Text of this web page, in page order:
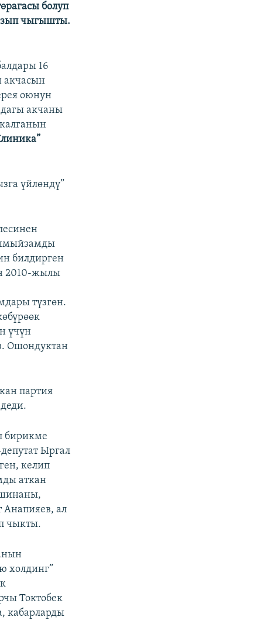
болуп
чыгышты.
16
акчасын
оюнун
акчаны
үйлөндү”
билдирген
2010-жылы
түзгөн.
үчүн
Ошондуктан
партия
бирикме
Ыргал
келип
аткан
Анапияев, ал
чыкты.
холдинг”
Токтобек
кабарларды